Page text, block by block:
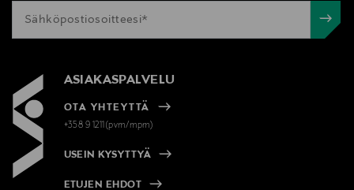
ASIAKASPALVELU
OTA YHTEYTTÄ
+358 9 1211(pvm/mpm)
USEIN KYSYTTYÄ
ETUJEN EHDOT